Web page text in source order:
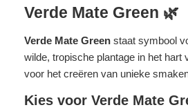
Verde Mate Green 🌿
Verde Mate Green staat symbool
wilde, tropische plantage in het
voor het creëren van unieke
Kies voor Verde Mate